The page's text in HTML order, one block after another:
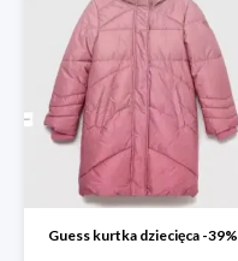
Guess kurtka dziecięca -39%